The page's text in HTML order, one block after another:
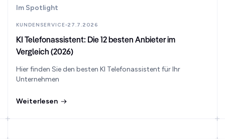
KUNDENSERVICE 27.7.2026
KI Telefonassistent: Die 12 besten Anbieter im
Vergleich (2026)
Hier finden Sie den besten KI Telefonassistent für Ihr
Unternehmen
Weiterlesen
Im Spotlight